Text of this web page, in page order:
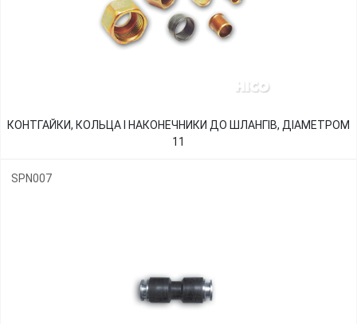
КОНТГАЙКИ, КОЛЬЦА І НАКОНЕЧНИКИ ДО ШЛАНГІВ, ДІАМЕТРОМ
11
SPN007